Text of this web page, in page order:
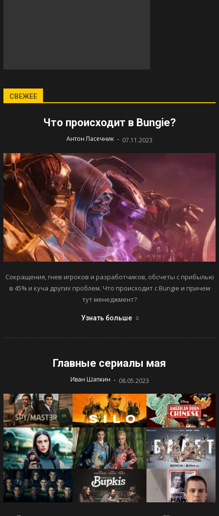
СВЕЖЕЕ
Что происходит в Bungie?
Антон Пасечник - 07.11.2023
Сокращения, гнев игроков и разработчиков, обсчеты с прибылью
в 45% и куча других проблем. Что происходит с Bungie и причем
тут менеджмент?
Узнать больше
Главные сериалы мая
Иван Шапкин - 08.05.2023